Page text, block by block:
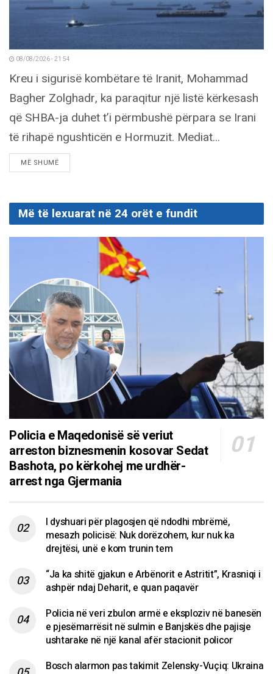
08/08/2026 - 21:54
Kreu i sigurisë kombëtare të Iranit, Mohammad
Bagher Zolghadr, ka paraqitur një listë kërkesash
që SHBA-ja duhet t’i përmbushë përpara se Irani
të rihapë ngushticën e Hormuzit. Mediat...
MË SHUMËDETAILS
Më të lexuarat në 24 orët e fundit
Policia e Maqedonisë së veriut
arreston biznesmenin kosovar Sedat
Bashota, po kërkohej me urdhër-
arrest nga Gjermania
I dyshuari për plagosjen që ndodhi mbrëmë,
mesazh policisë: Nuk dorëzohem, kur nuk ka
drejtësi, unë e kom trunin tem
“Ja ka shitë gjakun e Arbënorit e Astritit”, Krasniqi i
ashpër ndaj Deharit, e quan paqavër
Policia në veri zbulon armë e eksploziv në banesën
e pjesëmarrësit në sulmin e Banjskës dhe pajisje
ushtarake në një kanal afër stacionit policor
Bosch alarmon pas takimit Zelensky-Vuçiq: Ukraina